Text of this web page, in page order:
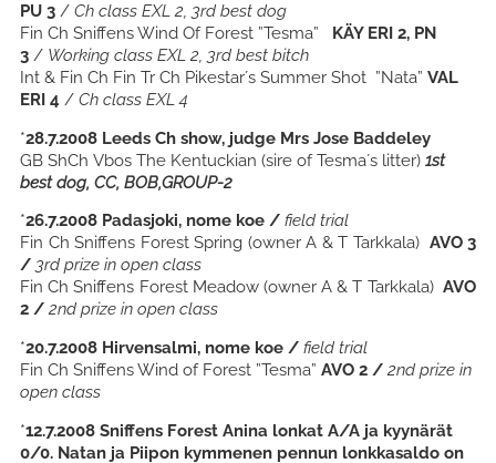
PU 3 / Ch class EXL 2, 3rd best dog
Fin Ch Sniffens Wind Of Forest ”Tesma” KÄY ERI 2, PN
3 / Working class EXL 2, 3rd best bitch
Int & Fin Ch Fin Tr Ch Pikestar´s Summer Shot ”Nata” VAL
ERI 4 / Ch class EXL 4
*28.7.2008 Leeds Ch show, judge Mrs Jose Baddeley
GB ShCh Vbos The Kentuckian (sire of Tesma´s litter) 1st
best dog, CC, BOB,GROUP-2
*26.7.2008 Padasjoki, nome koe / field trial
Fin Ch Sniffens Forest Spring (owner A & T Tarkkala) AVO 3
/ 3rd prize in open class
Fin Ch Sniffens Forest Meadow (owner A & T Tarkkala) AVO
2 / 2nd prize in open class
*20.7.2008 Hirvensalmi, nome koe / field trial
Fin Ch Sniffens Wind of Forest ”Tesma” AVO 2 / 2nd prize in
open class
*12.7.2008 Sniffens Forest Anina lonkat A/A ja kyynärät
0/0. Natan ja Piipon kymmenen pennun lonkkasaldo on